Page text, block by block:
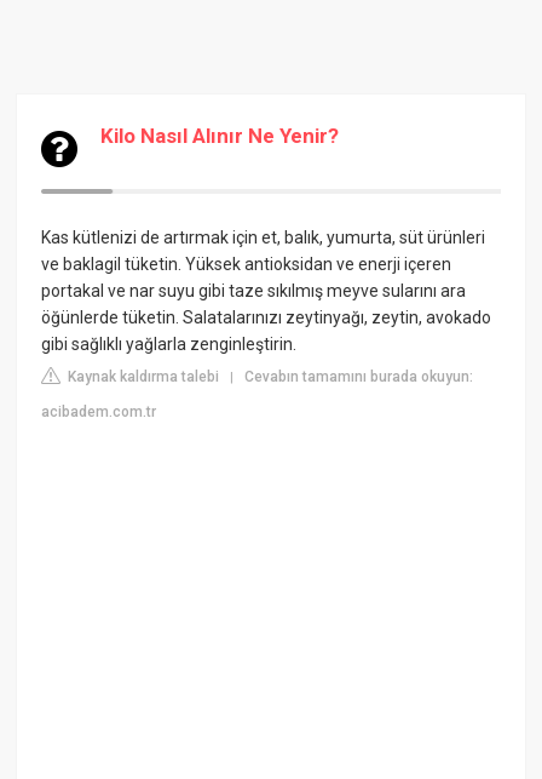
Kilo Nasıl Alınır Ne Yenir?
Kas kütlenizi de artırmak için et, balık, yumurta, süt ürünleri
ve baklagil tüketin. Yüksek antioksidan ve enerji içeren
portakal ve nar suyu gibi taze sıkılmış meyve sularını ara
öğünlerde tüketin. Salatalarınızı zeytinyağı, zeytin, avokado
gibi sağlıklı yağlarla zenginleştirin.
Kaynak kaldırma talebi |Cevabın tamamını burada okuyun:
acibadem.com.tr